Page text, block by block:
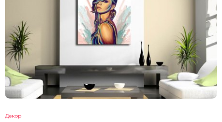
Декор